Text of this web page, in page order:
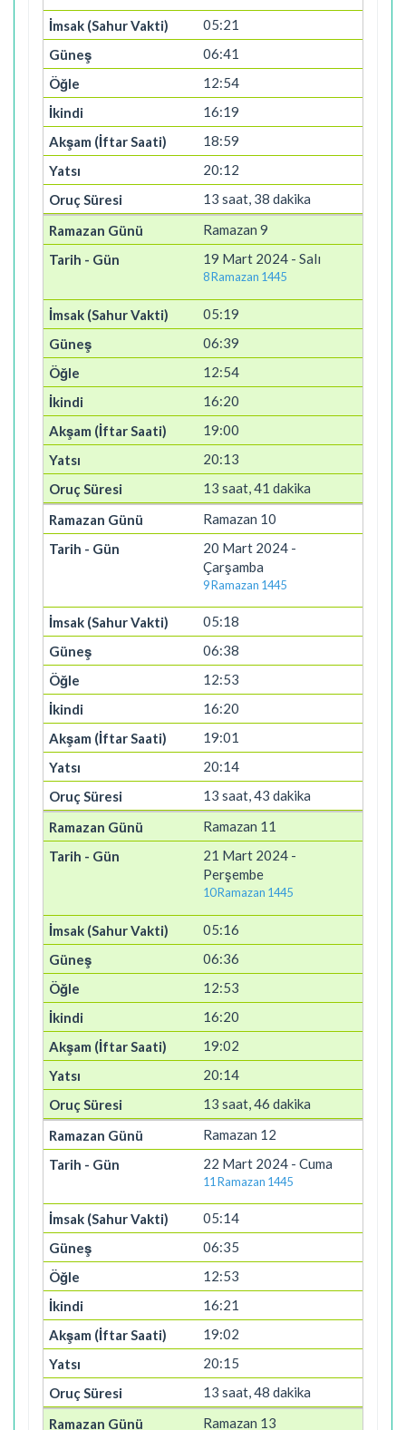
05:21
06:41
12:54
16:19
18:59
20:12
13 saat, 38 dakika
Ramazan 9
19 Mart 2024 - Salı
8 Ramazan 1445
05:19
06:39
12:54
16:20
19:00
20:13
13 saat, 41 dakika
Ramazan 10
20 Mart 2024 -
Çarşamba
9 Ramazan 1445
05:18
06:38
12:53
16:20
19:01
20:14
13 saat, 43 dakika
Ramazan 11
21 Mart 2024 -
Perşembe
10 Ramazan 1445
05:16
06:36
12:53
16:20
19:02
20:14
13 saat, 46 dakika
Ramazan 12
22 Mart 2024 - Cuma
11 Ramazan 1445
05:14
06:35
12:53
16:21
19:02
20:15
13 saat, 48 dakika
Ramazan 13